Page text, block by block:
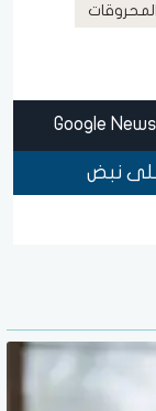
على نبض